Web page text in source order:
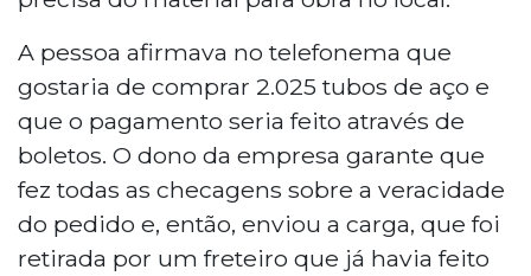
A pessoa afirmava no telefonema que
gostaria de comprar 2.025 tubos de aço e
que o pagamento seria feito através de
boletos. O dono da empresa garante que
fez todas as checagens sobre a veracidade
do pedido e, então, enviou a carga, que foi
retirada por um freteiro que já havia feito